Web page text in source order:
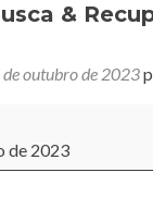
&
outubro de 2023
de 2023